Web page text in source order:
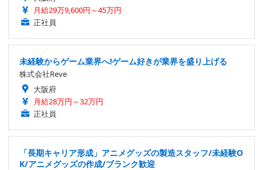
月給29万9,600円～45万円
正社員
未経験からゲーム業界へ!ゲーム好きが業界を盛り上げる
株式会社Reve
大阪府
月給28万円～32万円
正社員
「長期キャリア形成」アニメグッズの製造スタッフ/未経験O
K/アニメグッズの作成/ブランク歓迎